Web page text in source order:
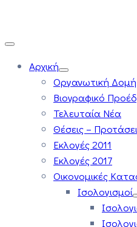
Αρχική
Οργανωτική Δομή
Βιογραφικό
Τελευταία Νέα
Θέσεις –
Εκλογές 2011
Εκλογές 2017
Οικονομικές
Ισολογισμοί